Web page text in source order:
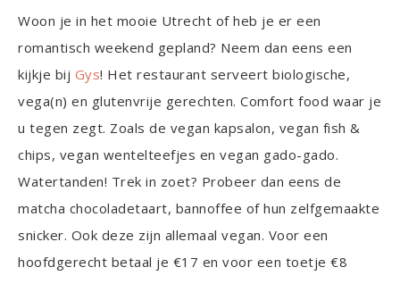
Woon je in het mooie Utrecht of heb je er een
romantisch weekend gepland? Neem dan eens een
kijkje bij Gys! Het restaurant serveert biologische,
vega(n) en glutenvrije gerechten. Comfort food waar je
u tegen zegt. Zoals de vegan kapsalon, vegan fish &
chips, vegan wentelteefjes en vegan gado-gado.
Watertanden! Trek in zoet? Probeer dan eens de
matcha chocoladetaart, bannoffee of hun zelfgemaakte
snicker. Ook deze zijn allemaal vegan. Voor een
hoofdgerecht betaal je €17 en voor een toetje €8